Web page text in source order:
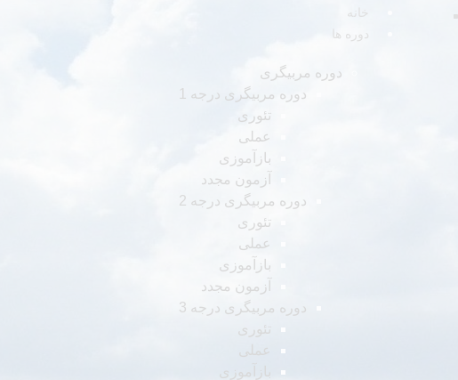
خانه
دوره ها
دوره مربیگری
دوره مربیگری درجه 1
تئوری
عملی
بازآموزی
آزمون مجدد
دوره مربیگری درجه 2
تئوری
عملی
بازآموزی
آزمون مجدد
دوره مربیگری درجه 3
تئوری
عملی
بازآموزی